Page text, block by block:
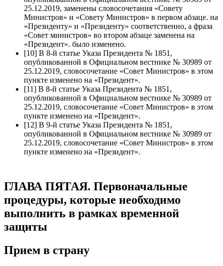
25.12.2019, заменены словосочетания «Совету
Министров» и «Совету Министров» в первом абзаце. на
«Президенту» и «Президенту» соответственно, а фраза
«Совет министров» во втором абзаце заменена на
«Президент». было изменено.
[10] В 8-й статье Указа Президента № 1851,
опубликованной в Официальном вестнике № 30989 от
25.12.2019, словосочетание «Совет Министров» в этом
пункте изменено на «Президент».
[11] В 8-й статье Указа Президента № 1851,
опубликованной в Официальном вестнике № 30989 от
25.12.2019, словосочетание «Совет Министров» в этом
пункте изменено на «Президент».
[12] В 9-й статье Указа Президента № 1851,
опубликованной в Официальном вестнике № 30989 от
25.12.2019, словосочетание «Совет Министров» в этом
пункте изменено на «Президент».
ГЛАВА ПЯТАЯ. Первоначальные
процедуры, которые необходимо
выполнить в рамках временной
защиты
Прием в страну